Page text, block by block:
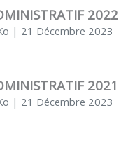
2022
| 21 Décembre 2023
2021
| 21 Décembre 2023